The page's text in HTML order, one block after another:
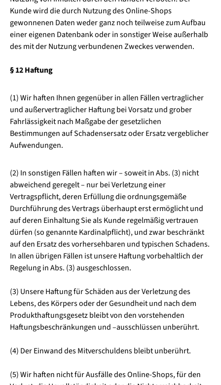
Kunde wird die durch Nutzung des Online-Shops
gewonnenen Daten weder ganz noch teilweise zum Aufbau
einer eigenen Datenbank oder in sonstiger Weise außerhalb
des mit der Nutzung verbundenen Zweckes verwenden.
§ 12 Haftung
(1) Wir haften Ihnen gegenüber in allen Fällen vertraglicher
und außervertraglicher Haftung bei Vorsatz und grober
Fahrlässigkeit nach Maßgabe der gesetzlichen
Bestimmungen auf Schadensersatz oder Ersatz vergeblicher
Aufwendungen.
(2) In sonstigen Fällen haften wir – soweit in Abs. (3) nicht
abweichend geregelt – nur bei Verletzung einer
Vertragspflicht, deren Erfüllung die ordnungsgemäße
Durchführung des Vertrags überhaupt erst ermöglicht und
auf deren Einhaltung Sie als Kunde regelmäßig vertrauen
dürfen (so genannte Kardinalpflicht), und zwar beschränkt
auf den Ersatz des vorhersehbaren und typischen Schadens.
In allen übrigen Fällen ist unsere Haftung vorbehaltlich der
Regelung in Abs. (3) ausgeschlossen.
(3) Unsere Haftung für Schäden aus der Verletzung des
Lebens, des Körpers oder der Gesundheit und nach dem
Produkthaftungsgesetz bleibt von den vorstehenden
Haftungsbeschränkungen und –ausschlüssen unberührt.
(4) Der Einwand des Mitverschuldens bleibt unberührt.
(5) Wir haften nicht für Ausfälle des Online-Shops, für den